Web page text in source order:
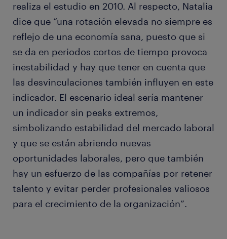
realiza el estudio en 2010. Al respecto, Natalia
dice que “una rotación elevada no siempre es
reflejo de una economía sana, puesto que si
se da en periodos cortos de tiempo provoca
inestabilidad y hay que tener en cuenta que
las desvinculaciones también influyen en este
indicador. El escenario ideal sería mantener
un indicador sin peaks extremos,
simbolizando estabilidad del mercado laboral
y que se están abriendo nuevas
oportunidades laborales, pero que también
hay un esfuerzo de las compañías por retener
talento y evitar perder profesionales valiosos
para el crecimiento de la organización”.